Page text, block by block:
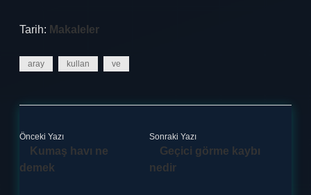
Tarih: Makaleler
aray kullan ve
Önceki Yazı
Kumaş havı ne
demek
Sonraki Yazı
Geçici görme kaybı
nedir